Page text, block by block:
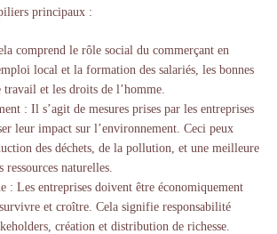
principaux :
comprend le rôle social du commerçant en
local et la formation des salariés, les bonnes
et les droits de l’homme.
: Il s’agit de mesures prises par les entreprises
leur impact sur l’environnement. Ceci peux
des déchets, de la pollution, et une meilleure
naturelles.
: Les entreprises doivent être économiquement
et croître. Cela signifie responsabilité
création et distribution de richesse.